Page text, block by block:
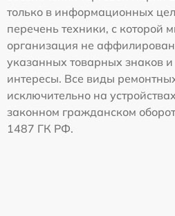
только в информационных
перечень техники, с которой
организация не
указанных товарных знаков и
интересы. Все виды
исключительно на
законном гражданском
1487 ГК РФ.